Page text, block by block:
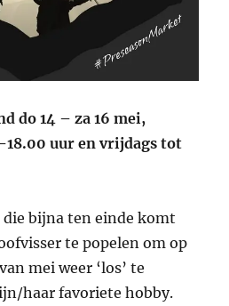
do 14 – za 16 mei,
18.00 uur en vrijdags tot
bijna ten einde komt
te popelen om op
mei weer ‘los’ te
haar favoriete hobby.